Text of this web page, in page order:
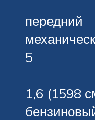
передний
5
1,6 (1598